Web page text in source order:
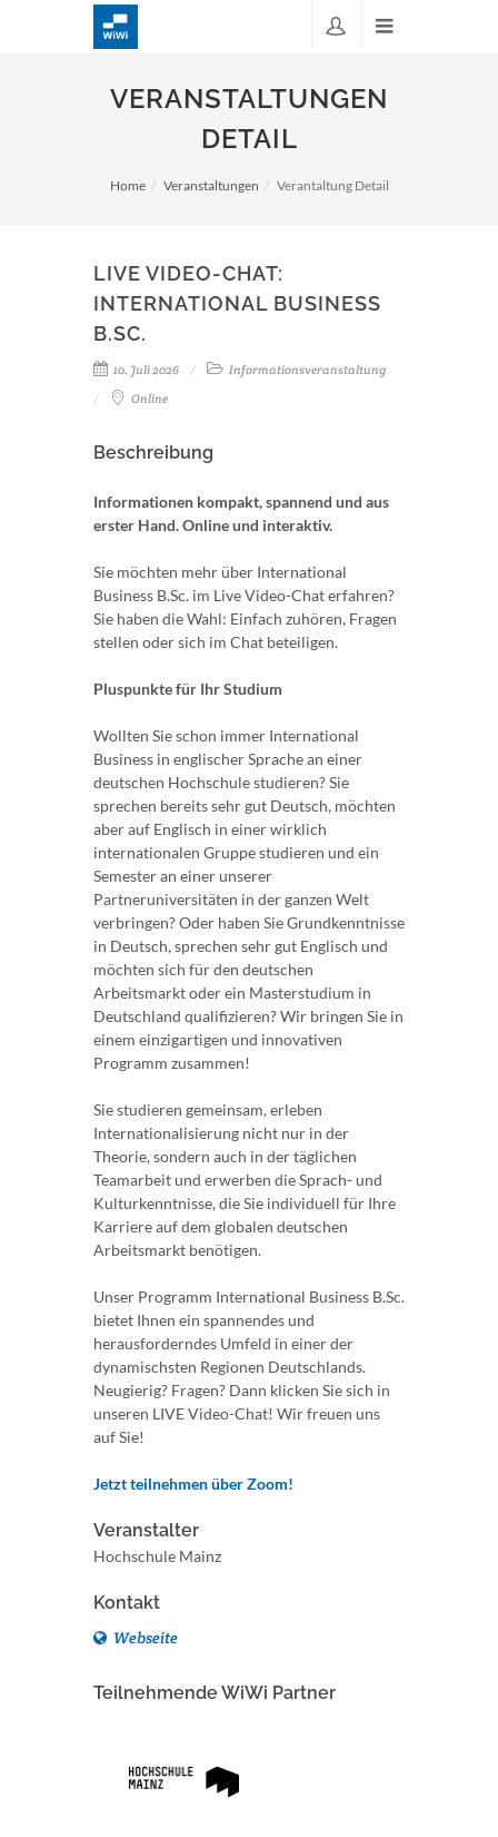
VERANSTALTUNGEN
DETAIL
Home Veranstaltungen Verantaltung Detail
LIVE VIDEO-CHAT:
INTERNATIONAL BUSINESS
B.SC.
10. Juli 2026
Informationsveranstaltung
Online
Beschreibung
Informationen kompakt, spannend und aus
erster Hand. Online und interaktiv.
Sie möchten mehr über International
Business B.Sc. im Live Video-Chat erfahren?
Sie haben die Wahl: Einfach zuhören, Fragen
stellen oder sich im Chat beteiligen.
Pluspunkte für Ihr Studium
Wollten Sie schon immer International
Business in englischer Sprache an einer
deutschen Hochschule studieren? Sie
sprechen bereits sehr gut Deutsch, möchten
aber auf Englisch in einer wirklich
internationalen Gruppe studieren und ein
Semester an einer unserer
Partneruniversitäten in der ganzen Welt
verbringen? Oder haben Sie Grundkenntnisse
in Deutsch, sprechen sehr gut Englisch und
möchten sich für den deutschen
Arbeitsmarkt oder ein Masterstudium in
Deutschland qualifizieren? Wir bringen Sie in
einem einzigartigen und innovativen
Programm zusammen!
Sie studieren gemeinsam, erleben
Internationalisierung nicht nur in der
Theorie, sondern auch in der täglichen
Teamarbeit und erwerben die Sprach- und
Kulturkenntnisse, die Sie individuell für Ihre
Karriere auf dem globalen deutschen
Arbeitsmarkt benötigen.
Unser Programm International Business B.Sc.
bietet Ihnen ein spannendes und
herausforderndes Umfeld in einer der
dynamischsten Regionen Deutschlands.
Neugierig? Fragen? Dann klicken Sie sich in
unseren LIVE Video-Chat! Wir freuen uns
auf Sie!
Jetzt teilnehmen über Zoom!
Veranstalter
Hochschule Mainz
Kontakt
Webseite
Teilnehmende WiWi Partner